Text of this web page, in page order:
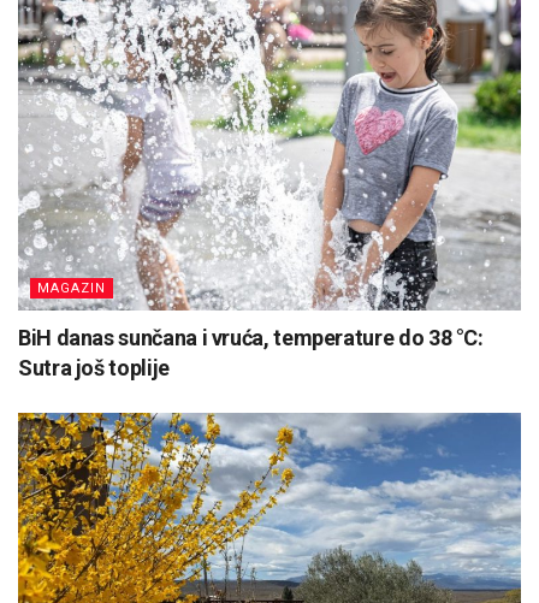
MAGAZIN
BiH danas sunčana i vruća, temperature do 38 °C:
Sutra još toplije